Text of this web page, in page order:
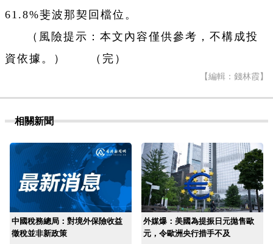
61.8%斐波那契回檔位。
（風險提示：本文內容僅供參考，不構成投
資依據。） （完）
【編輯：錢林霞】
相關新聞
中國稅務總局：對境外保險收益
徵稅並非新政策
外媒爆：美國為提振日元拋售歐
元，令歐洲央行措手不及